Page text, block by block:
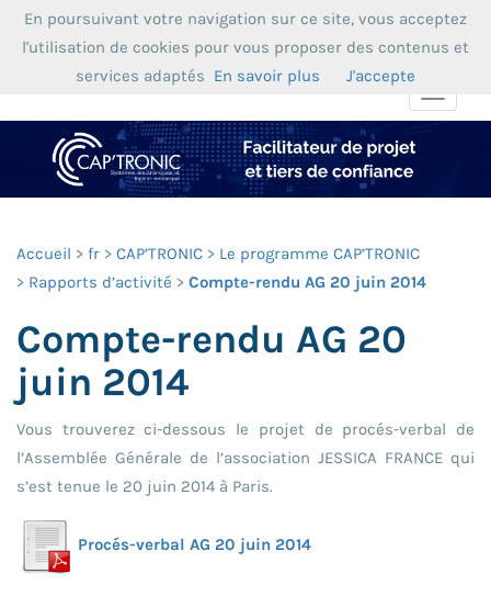
Toggle
Accueil fr CAP’TRONIC
Le programme CAP’TRONIC
Rapports d’activité
Compte-rendu AG 20 juin 2014
Compte-rendu AG 20
juin 2014
Vous trouverez ci-dessous le projet de procés-verbal de
l’Assemblée Générale de l’association JESSICA FRANCE qui
s’est tenue le 20 juin 2014 à Paris.
Procés-verbal AG 20 juin 2014
En poursuivant votre navigation sur ce site, vous acceptez
l'utilisation de cookies pour vous proposer des contenus et
services adaptés En savoir plus J'accepte